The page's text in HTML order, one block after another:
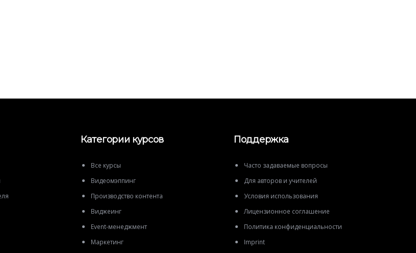
Категории курсов
Все курсы
Видеомэппинг
Производство контента
Виджеинг
Event-менеджмент
Маркетинг
Поддержка
Часто задаваемые вопросы
Для авторов и учителей
Условия использования
Лицензионное соглашение
Политика конфиденциальности
Imprint